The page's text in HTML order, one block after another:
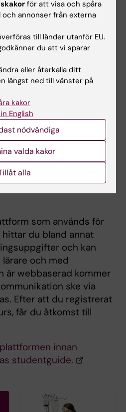
som används för
hittar du bland annat
och kan
och med
är webbaserad kommer
ske via
Efter att du registrerat
får du åtkomst till
innan
studentguide.
för att visa och spåra
och annonser från externa
till länder utanför EU.
du att vi sparar
eller återkalla ditt
längst ned till vänster på
kakor
English
nödvändiga
valda kakor
alla